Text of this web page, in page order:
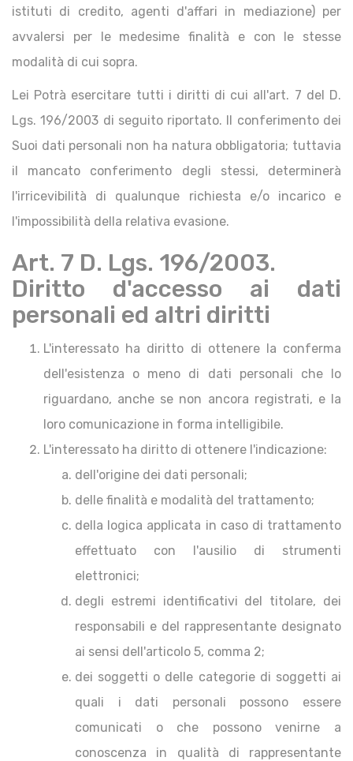
istituti di credito, agenti d'affari in mediazione) per
avvalersi per le medesime finalità e con le stesse
modalità di cui sopra.
Lei Potrà esercitare tutti i diritti di cui all'art. 7 del D.
Lgs. 196/2003 di seguito riportato. Il conferimento dei
Suoi dati personali non ha natura obbligatoria; tuttavia
il mancato conferimento degli stessi, determinerà
l'irricevibilità di qualunque richiesta e/o incarico e
l'impossibilità della relativa evasione.
Art. 7 D. Lgs. 196/2003.
Diritto d'accesso ai dati
personali ed altri diritti
L'interessato ha diritto di ottenere la conferma
dell'esistenza o meno di dati personali che lo
riguardano, anche se non ancora registrati, e la
loro comunicazione in forma intelligibile.
L'interessato ha diritto di ottenere l'indicazione:
dell'origine dei dati personali;
delle finalità e modalità del trattamento;
della logica applicata in caso di trattamento
effettuato con l'ausilio di strumenti
elettronici;
degli estremi identificativi del titolare, dei
responsabili e del rappresentante designato
ai sensi dell'articolo 5, comma 2;
dei soggetti o delle categorie di soggetti ai
quali i dati personali possono essere
comunicati o che possono venirne a
conoscenza in qualità di rappresentante